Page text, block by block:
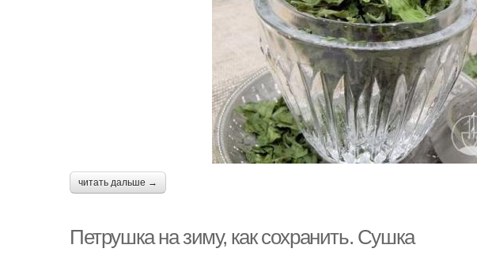
читать дальше →
Петрушка на зиму, как сохранить. Сушка